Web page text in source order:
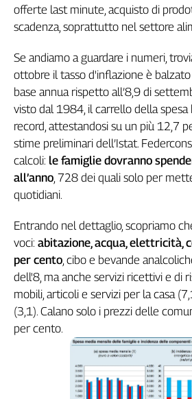
anni
Academy
Collettiva
Play
Rubriche
Collettiva
Talk
La
Collettiva
Girasoli
Il
Sassolino
Linea
Economica
It
offerte last minute, acquisto di
scadenza, soprattutto nel settore
Se andiamo a guardare i numeri,
ottobre il tasso d'inflazione è
base annua rispetto all’8,9 di
visto dal 1984, il carrello della
record, attestandosi su un più 12,7
stime preliminari dell’Istat.
calcoli: le famiglie dovranno
all’anno, 728 dei quali solo per
quotidiani.
Entrando nel dettaglio, scopriamo
voci: abitazione, acqua, elettricità,
per cento, cibo e bevande
dell'8, ma anche servizi ricettivi e di
mobili, articoli e servizi per la casa
(3,1). Calano solo i prezzi delle
per cento.